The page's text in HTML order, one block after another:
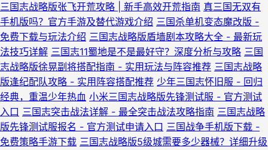
三国志战略版张飞开荒攻略 | 新手高效开荒指南 真三国无双有
手机版吗？官方手游及替代游戏介绍 三国杀单机变态魔改版 -
免费下载与玩法介绍 三国志战略版盾墙剧本攻略大全 - 最新玩
法技巧详解 三国志11蜀地是不是最好守？深度分析与攻略 三国
志战略版徐晃副将搭配指南 - 实用玩法与阵容推荐 三国志战略
版逢纪配队攻略 - 实用阵容搭配推荐 少年三国志怀旧服 - 回归
经典，重温少年热血 小米三国志战略版先锋测试服 - 官方测试
入口 三国志突击战法详解 - 最全突击战法攻略指南 三国志战略
版先锋测试服报名 - 官方测试申请入口 三国战争手机版下载 -
免费策略手游下载 三国志战略版5级城需要多少器械？详细升级